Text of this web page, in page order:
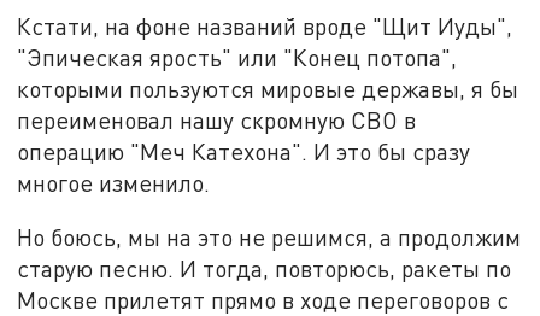
Кстати, на фоне названий вроде "Щит Иуды",
"Эпическая ярость" или "Конец потопа",
которыми пользуются мировые державы, я бы
переименовал нашу скромную СВО в
операцию "Меч Катехона". И это бы сразу
многое изменило.
Но боюсь, мы на это не решимся, а продолжим
старую песню. И тогда, повторюсь, ракеты по
Москве прилетят прямо в ходе переговоров с